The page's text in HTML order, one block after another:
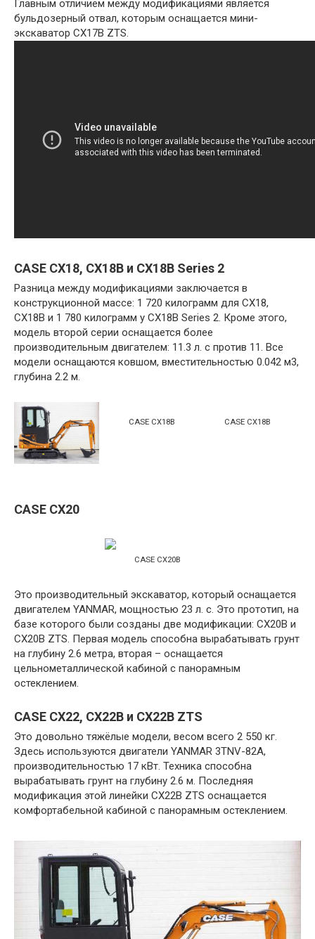
Главным отличием между модификациями является
бульдозерный отвал, которым оснащается мини-
экскаватор CX17B ZTS.
CASE CX18, CX18B и CX18B Series 2
Разница между модификациями заключается в
конструкционной массе: 1 720 килограмм для CX18,
CX18B и 1 780 килограмм у CX18B Series 2. Кроме этого,
модель второй серии оснащается более
производительным двигателем: 11.3 л. с против 11. Все
модели оснащаются ковшом, вместительностью 0.042 м3,
глубина 2.2 м.
CASE CX18B CASE CX18B
CASE CX20
CASE CX20B
Это производительный экскаватор, который оснащается
двигателем YANMAR, мощностью 23 л. с. Это прототип, на
базе которого были созданы две модификации: CX20B и
CX20B ZTS. Первая модель способна вырабатывать грунт
на глубину 2.6 метра, вторая – оснащается
цельнометаллической кабиной с панорамным
остеклением.
CASE CX22, CX22B и CX22B ZTS
Это довольно тяжёлые модели, весом всего 2 550 кг.
Здесь используются двигатели YANMAR 3TNV-82A,
производительностью 17 кВт. Техника способна
вырабатывать грунт на глубину 2.6 м. Последняя
модификация этой линейки CX22B ZTS оснащается
комфортабельной кабиной с панорамным остеклением.